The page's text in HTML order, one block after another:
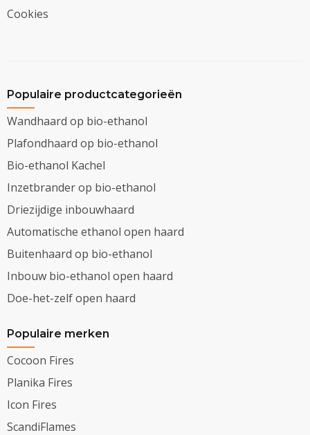
Cookies
Populaire productcategorieën
Wandhaard op bio-ethanol
Plafondhaard op bio-ethanol
Bio-ethanol Kachel
Inzetbrander op bio-ethanol
Driezijdige inbouwhaard
Automatische ethanol open haard
Buitenhaard op bio-ethanol
Inbouw bio-ethanol open haard
Doe-het-zelf open haard
Populaire merken
Cocoon Fires
Planika Fires
Icon Fires
ScandiFlames